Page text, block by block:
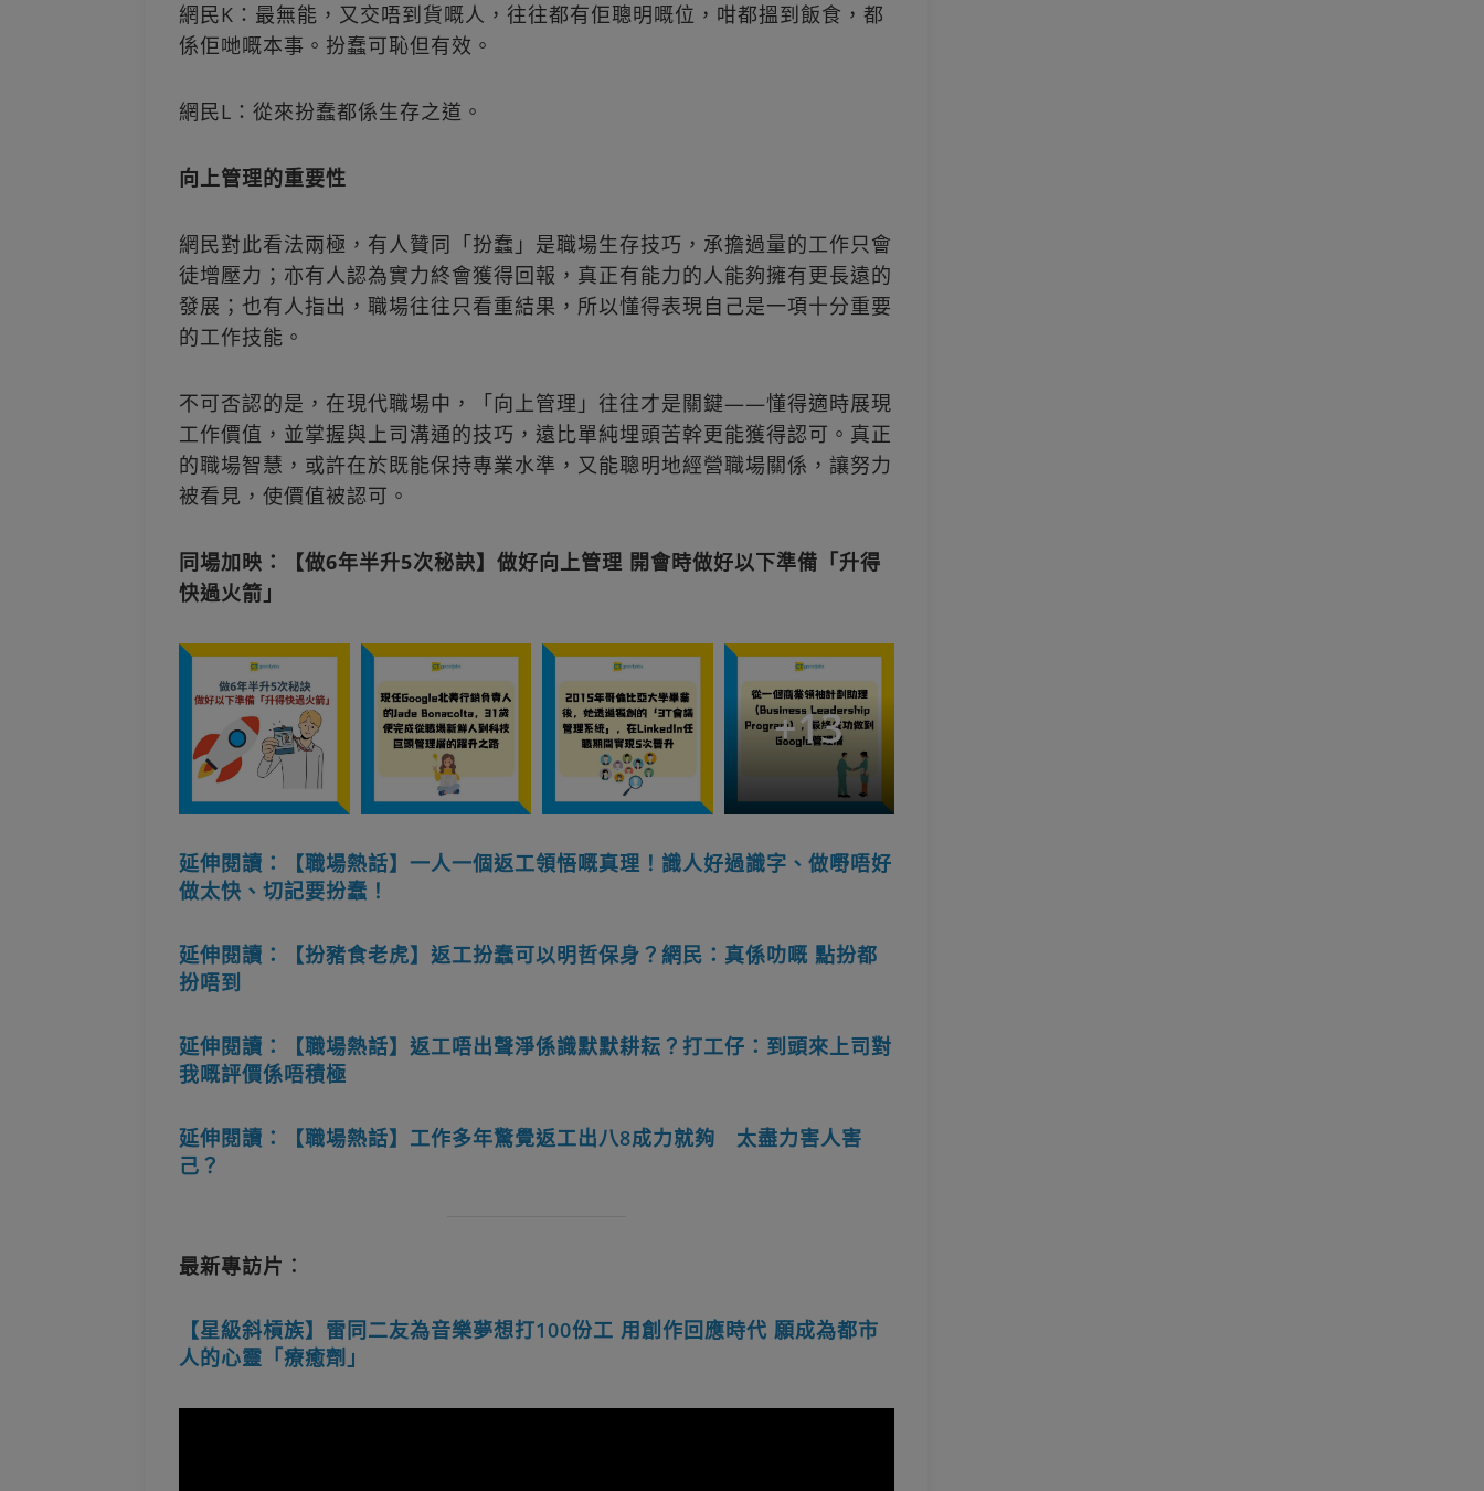
網民K：最無能，又交唔到貨嘅人，往往都有佢聰明嘅位，咁都搵到飯食，都
係佢哋嘅本事。扮蠢可恥但有效。
網民L：從來扮蠢都係生存之道。
向上管理的重要性
網民對此看法兩極，有人贊同「扮蠢」是職場生存技巧，承擔過量的工作只會
徒增壓力；亦有人認為實力終會獲得回報，真正有能力的人能夠擁有更長遠的
發展；也有人指出，職場往往只看重結果，所以懂得表現自己是一項十分重要
的工作技能。
不可否認的是，在現代職場中，「向上管理」往往才是關鍵——懂得適時展現
工作價值，並掌握與上司溝通的技巧，遠比單純埋頭苦幹更能獲得認可。真正
的職場智慧，或許在於既能保持專業水準，又能聰明地經營職場關係，讓努力
被看見，使價值被認可。
同場加映：【做6年半升5次秘訣】做好向上管理 開會時做好以下準備「升得
快過火箭」
+13
延伸閱讀：【職場熱話】一人一個返工領悟嘅真理！識人好過識字、做嘢唔好
做太快、切記要扮蠢！
延伸閱讀：【扮豬食老虎】返工扮蠢可以明哲保身？網民：真係叻嘅 點扮都
扮唔到
延伸閱讀：【職場熱話】返工唔出聲淨係識默默耕耘？打工仔：到頭來上司對
我嘅評價係唔積極
延伸閱讀：【職場熱話】工作多年驚覺返工出八8成力就夠 太盡力害人害
己？
最新專訪片︰
【星級斜槓族】雷同二友為音樂夢想打100份工 用創作回應時代 願成為都市
人的心靈「療癒劑」